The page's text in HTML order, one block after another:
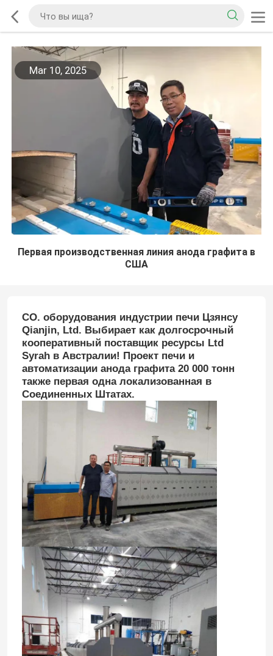
Mar 10, 2025
Первая производственная линия анода графита в
США
CO. оборудования индустрии печи Цзянсу
Qianjin, Ltd. Выбирает как долгосрочный
кооперативный поставщик ресурсы Ltd
Syrah в Австралии! Проект печи и
автоматизации анода графита 20 000 тонн
также первая одна локализованная в
Соединенных Штатах.